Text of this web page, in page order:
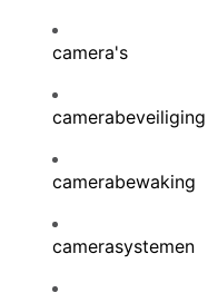
camera's
camerabeveiliging
camerabewaking
camerasystemen